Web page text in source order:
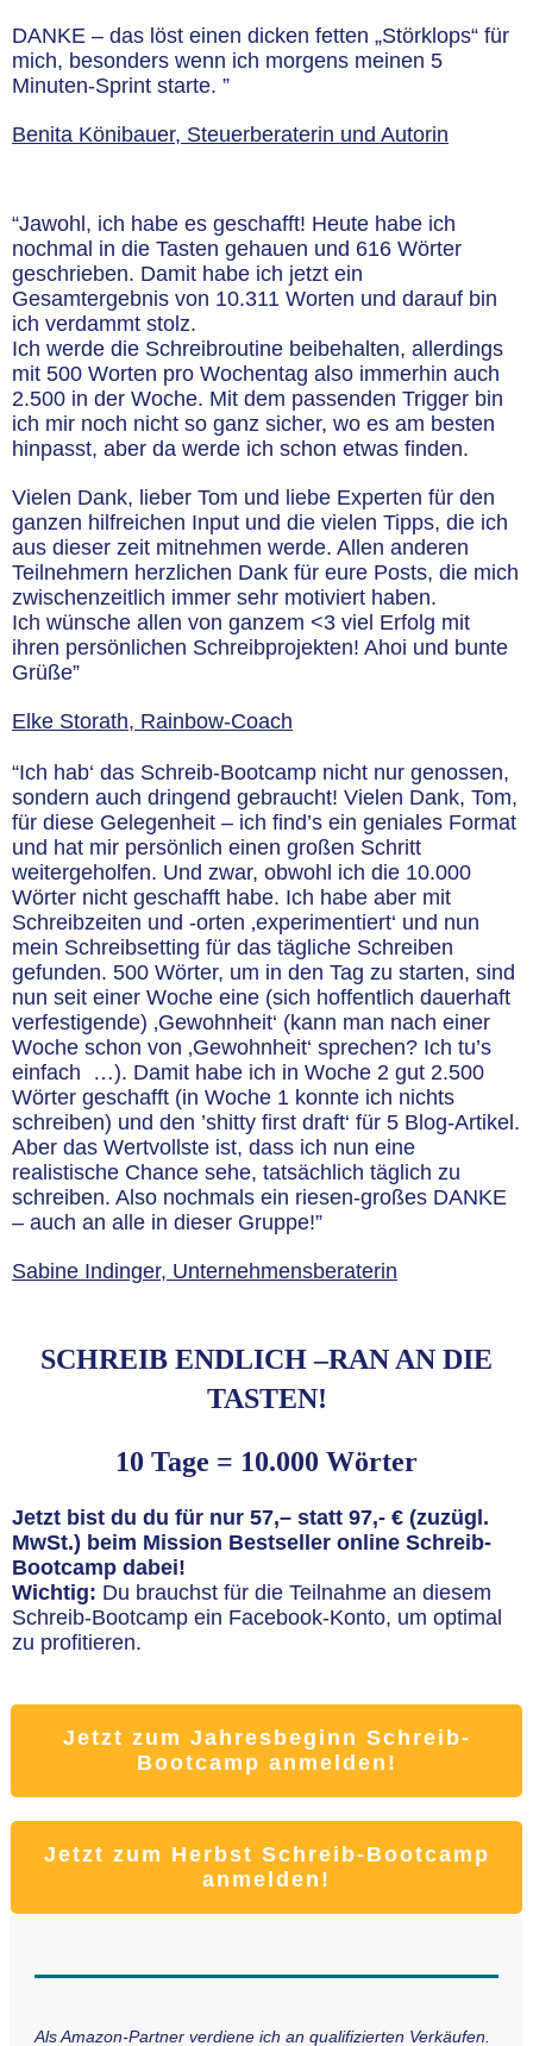
DANKE – das löst einen dicken fetten „Störklops“ für
mich, besonders wenn ich morgens meinen 5
Minuten-Sprint starte. ”
Benita Könibauer, Steuerberaterin und Autorin
“Jawohl, ich habe es geschafft! Heute habe ich
nochmal in die Tasten gehauen und 616 Wörter
geschrieben. Damit habe ich jetzt ein
Gesamtergebnis von 10.311 Worten und darauf bin
ich verdammt stolz.
Ich werde die Schreibroutine beibehalten, allerdings
mit 500 Worten pro Wochentag also immerhin auch
2.500 in der Woche. Mit dem passenden Trigger bin
ich mir noch nicht so ganz sicher, wo es am besten
hinpasst, aber da werde ich schon etwas finden.
Vielen Dank, lieber Tom und liebe Experten für den
ganzen hilfreichen Input und die vielen Tipps, die ich
aus dieser zeit mitnehmen werde. Allen anderen
Teilnehmern herzlichen Dank für eure Posts, die mich
zwischenzeitlich immer sehr motiviert haben.
Ich wünsche allen von ganzem <3 viel Erfolg mit
ihren persönlichen Schreibprojekten! Ahoi und bunte
Grüße”
Elke Storath, Rainbow-Coach
“Ich hab‘ das Schreib-Bootcamp nicht nur genossen,
sondern auch dringend gebraucht! Vielen Dank, Tom,
für diese Gelegenheit – ich find’s ein geniales Format
und hat mir persönlich einen großen Schritt
weitergeholfen. Und zwar, obwohl ich die 10.000
Wörter nicht geschafft habe. Ich habe aber mit
Schreibzeiten und -orten ‚experimentiert‘ und nun
mein Schreibsetting für das tägliche Schreiben
gefunden. 500 Wörter, um in den Tag zu starten, sind
nun seit einer Woche eine (sich hoffentlich dauerhaft
verfestigende) ‚Gewohnheit‘ (kann man nach einer
Woche schon von ‚Gewohnheit‘ sprechen? Ich tu’s
einfach …). Damit habe ich in Woche 2 gut 2.500
Wörter geschafft (in Woche 1 konnte ich nichts
schreiben) und den ’shitty first draft‘ für 5 Blog-Artikel.
Aber das Wertvollste ist, dass ich nun eine
realistische Chance sehe, tatsächlich täglich zu
schreiben. Also nochmals ein riesen-großes DANKE
– auch an alle in dieser Gruppe!”
Sabine Indinger, Unternehmensberaterin
SCHREIB ENDLICH –RAN AN DIE
TASTEN!
10 Tage = 10.000 Wörter
Jetzt bist du du für nur 57,– statt 97,- € (zuzügl.
MwSt.) beim Mission Bestseller online Schreib-
Bootcamp dabei!
Wichtig: Du brauchst für die Teilnahme an diesem
Schreib-Bootcamp ein Facebook-Konto, um optimal
zu profitieren.
Jetzt zum Jahresbeginn Schreib-
Bootcamp anmelden!
Jetzt zum Herbst Schreib-Bootcamp
anmelden!
Als Amazon-Partner verdiene ich an qualifizierten Verkäufen.